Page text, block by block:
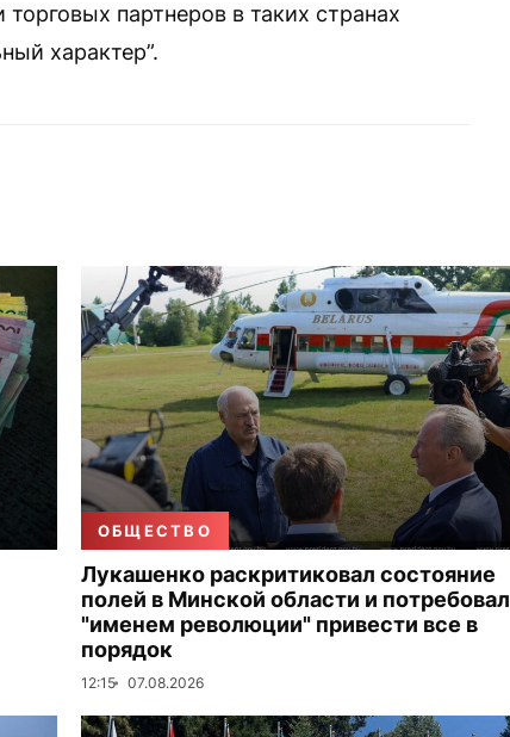
партнеров в таких странах
характер”.
ОБЩЕСТВО
Лукашенко раскритиковал состояние
полей в Минской области и потребовал
"именем революции" привести все в
порядок
12:15 07.08.2026